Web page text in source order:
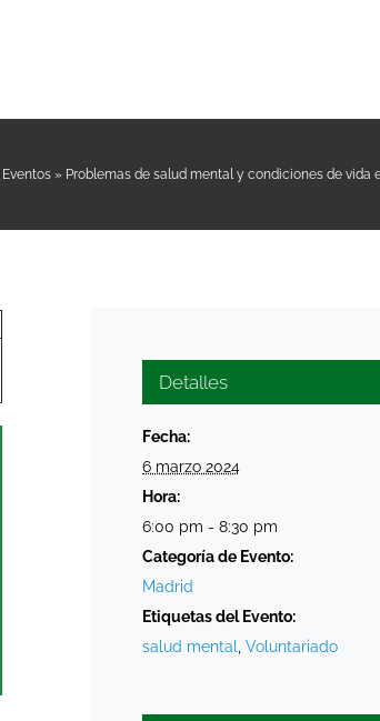
Eventos » Problemas de salud mental y condiciones de vida
Detalles
Fecha:
6 marzo 2024
Hora:
6:00 pm - 8:30 pm
Categoría de Evento:
Madrid
Etiquetas del Evento:
salud mental,Voluntariado